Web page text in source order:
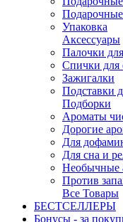
Упаковка
Аксессуары
Палочки
Спички для
Зажигалки
Подставки
Подборки
Ароматы
Дорогие
Для
Для сна и
Необычные
Против
Все Товары
БЕСТСЕЛЛЕРЫ
Бонусы - за